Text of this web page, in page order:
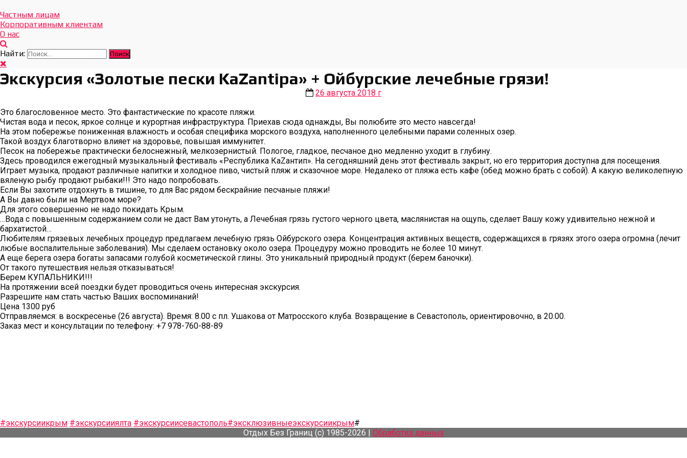
Отдых Без Границ
Эксклюзивные экскурсии по Севастополю и Крыму
Частным лицам
Корпоративным клиентам
О нас
Найти:
Экскурсия «Золотые пески KaZantipa» + Ойбурские лечебные грязи!
26 августа 2018 г
Это благословенное место. Это фантастические по красоте пляжи.
Чистая вода и песок, яркое солнце и курортная инфраструктура. Приехав сюда однажды, Вы полюбите это место навсегда!
На этом побережье пониженная влажность и особая специфика морского воздуха, наполненного целебными парами соленных озер.
Такой воздух благотворно влияет на здоровье, повышая иммунитет.
Песок на побережье практически белоснежный, мелкозернистый. Пологое, гладкое, песчаное дно медленно уходит в глубину.
Здесь проводился ежегодный музыкальный фестиваль «Республика КаZантип». На сегодняшний день этот фестиваль закрыт, но его территория доступна для посещения.
Играет музыка, продают различные напитки и холодное пиво, чистый пляж и сказочное море. Недалеко от пляжа есть кафе (обед можно брать с собой). А какую великолепную
вяленую рыбу продают рыбаки!!! Это надо попробовать.
Если Вы захотите отдохнуть в тишине, то для Вас рядом бескрайние песчаные пляжи!
А Вы давно были на Мертвом море?
Для этого совершенно не надо покидать Крым.
…Вода с повышенным содержанием соли не даст Вам утонуть, а Лечебная грязь густого черного цвета, маслянистая на ощупь, сделает Вашу кожу удивительно нежной и
бархатистой…
Любителям грязевых лечебных процедур предлагаем лечебную грязь Ойбурского озера. Концентрация активных веществ, содержащихся в грязях этого озера огромна (лечит
любые воспалительные заболевания). Мы сделаем остановку около озера. Процедуру можно проводить не более 10 минут.
А еще берега озера богаты запасами голубой косметической глины. Это уникальный природный продукт (берем баночки).
От такого путешествия нельзя отказываться!
Берем КУПАЛЬНИКИ!!!
На протяжении всей поездки будет проводиться очень интересная экскурсия.
Разрешите нам стать частью Ваших воспоминаний!
Цена 1300 руб
Отправляемся: в воскресенье (26 августа). Время: 8.00 с пл. Ушакова от Матросского клуба. Возвращение в Севастополь, ориентировочно, в 20.00.
Заказ мест и консультации по телефону: +7 978-760-88-89
#экскурсиикрым #экскурсииялта #экскурсиисевастополь#эксклюзивныеэкскурсиикрым#
Отдых Без Границ (с) 1985-2026 | Обработка данных